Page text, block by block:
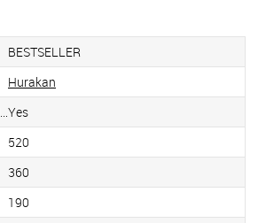
BESTSELLER
Hurakan
Varude kättesaadavusYes
520
360
190